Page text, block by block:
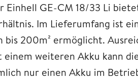
Einhell GE-CM 18/33 Li
Im Lieferumfang ist
bis 200m² ermöglicht.
einem weiteren Akku kann
nur einen Akku im